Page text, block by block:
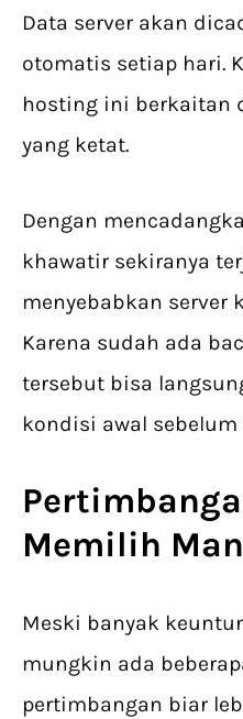
Data server akan
otomatis setiap hari.
hosting ini berkaitan
yang ketat.
Dengan
khawatir sekiranya
menyebabkan server
Karena sudah ada
tersebut bisa
kondisi awal
Memilih
Meski banyak
mungkin ada
pertimbangan biar